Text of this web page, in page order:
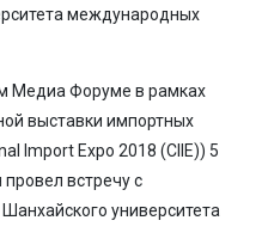
международных
Медиа Форуме в рамках
выставки импортных
Import Expo 2018 (CIIE)) 5
встречу с
университета